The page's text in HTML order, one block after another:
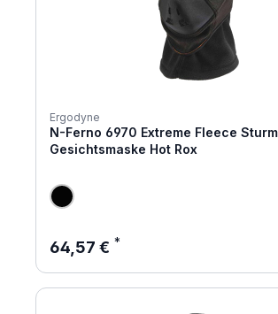
Ergodyne
N-Ferno 6970 Extreme Fleece
Gesichtsmaske Hot Rox
Regulärer Preis:
64,57 €